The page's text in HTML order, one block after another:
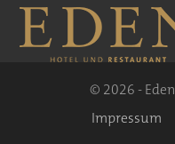
© 2026 -
Impressum